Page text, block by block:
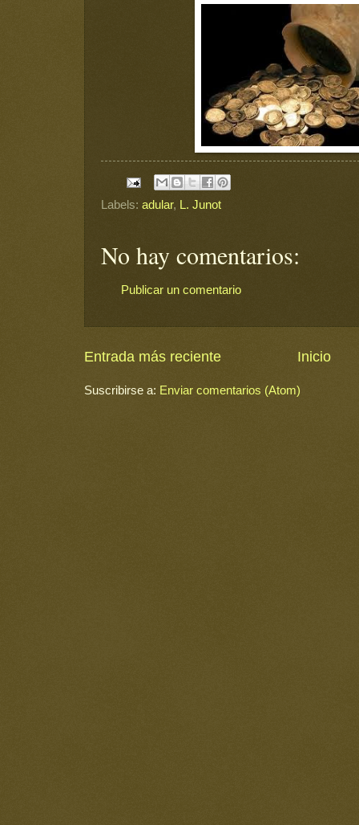
Labels: adular, L. Junot
No hay comentarios:
Publicar un comentario
Entrada más reciente Inicio
Suscribirse a: Enviar comentarios (Atom)